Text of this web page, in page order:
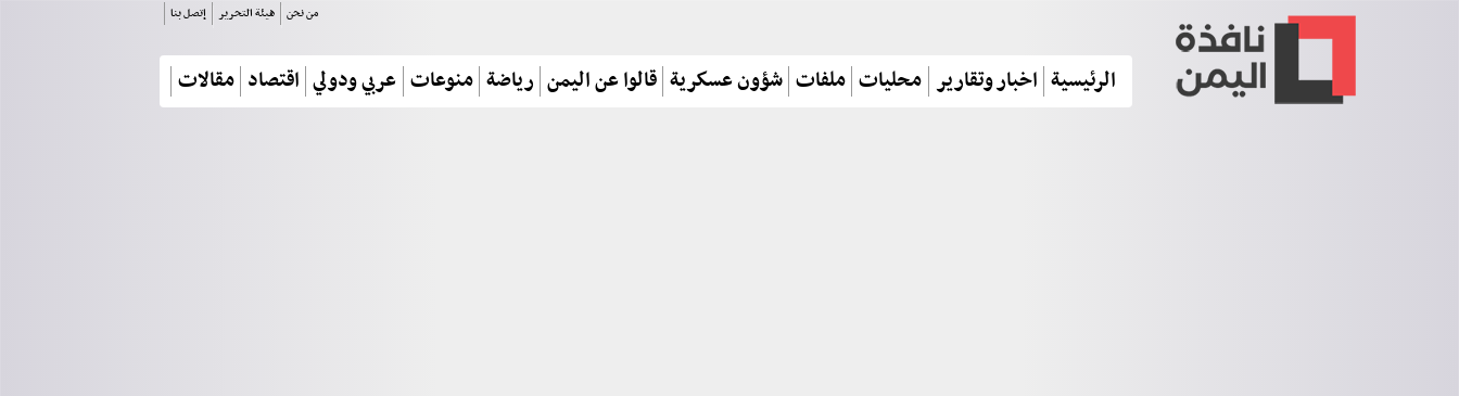
من نحن هيئة التحرير إتصل بنا
الرئيسية اخبار وتقارير محليات ملفات شؤون عسكرية قالوا عن اليمن رياضة منوعات عربي ودولي اقتصاد مقالات